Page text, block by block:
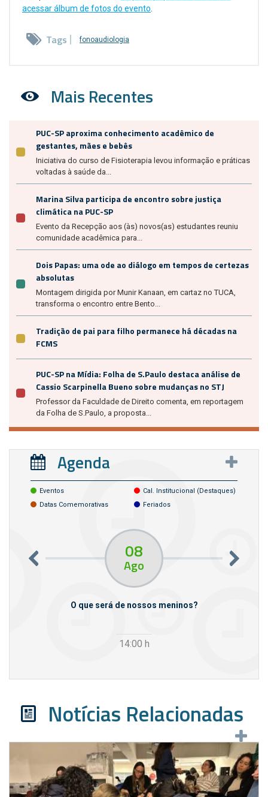
acessar álbum de fotos do evento
Tags fonoaudiologia
Mais Recentes
PUC-SP aproxima conhecimento acadêmico de
gestantes, mães e bebês
Iniciativa do curso de Fisioterapia levou informação e práticas
voltadas à saúde da...
Marina Silva participa de encontro sobre justiça
climática na PUC-SP
Evento da Recepção aos (às) novos(as) estudantes reuniu
comunidade acadêmica para...
Dois Papas: uma ode ao diálogo em tempos de certezas
absolutas
Montagem dirigida por Munir Kanaan, em cartaz no TUCA,
transforma o encontro entre Bento...
Tradição de pai para filho permanece há décadas na
FCMS
PUC-SP na Mídia: Folha de S.Paulo destaca análise de
Cassio Scarpinella Bueno sobre mudanças no STJ
Professor da Faculdade de Direito comenta, em reportagem
da Folha de S.Paulo, a proposta...
Agenda
Eventos
Cal. Institucional (destaques)
Datas Comemorativas
Feriados
08
Ago
O que será de nossos meninos?
14:00 h
Notícias Relacionadas